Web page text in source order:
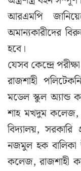
আরএমপি
অমান্যকারীদের
হবে।
যেসব কেন্দ্রে
রাজশাহী
মডেল স্কুল অ্যান্ড
শাহ মখদুম কলেজ,
বিদ্যালয়, সরকারি
নজমুল হক বালিকা
কলেজ, রাজশাহী